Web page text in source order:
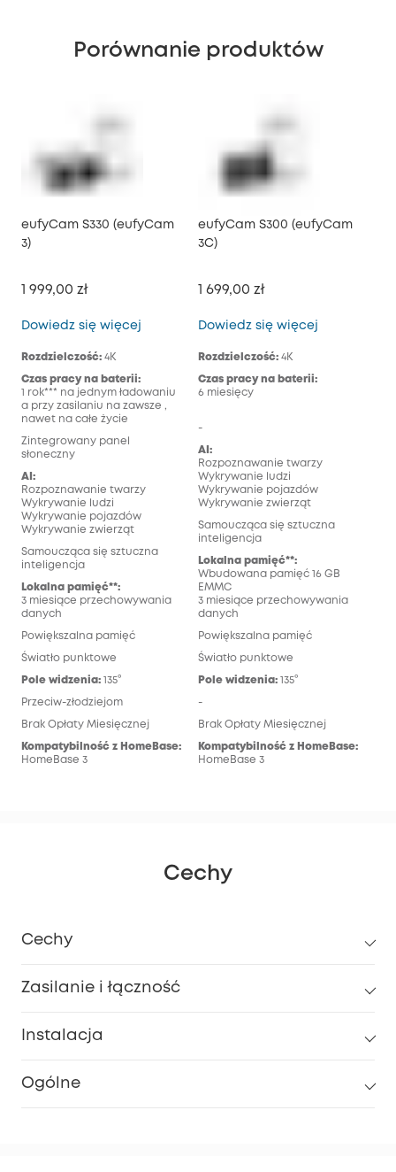
Porównanie produktów
eufyCam S330 (eufyCam
3)
1 999,00 zł
Dowiedz się więcej eufyCam S330 (eufyCam 3)
Rozdzielczość: 4K
Czas pracy na baterii:
1 rok*** na jednym ładowaniu
a przy zasilaniu na zawsze ,
nawet na całe życie
Zintegrowany panel
słoneczny
AI:
Rozpoznawanie twarzy
Wykrywanie ludzi
Wykrywanie pojazdów
Wykrywanie zwierząt
Samoucząca się sztuczna
inteligencja
Lokalna pamięć**:
3 miesiące przechowywania
danych
Powiększalna pamięć
Światło punktowe
Pole widzenia: 135°
Przeciw-złodziejom
Brak Opłaty Miesięcznej
Kompatybilność z HomeBase:
HomeBase 3
eufyCam S300 (eufyCam
3C)
1 699,00 zł
Dowiedz się więcej
Rozdzielczość: 4K
Czas pracy na baterii:
6 miesięcy
-
AI:
Rozpoznawanie twarzy
Wykrywanie ludzi
Wykrywanie pojazdów
Wykrywanie zwierząt
Samoucząca się sztuczna
inteligencja
Lokalna pamięć**:
Wbudowana pamięć 16 GB
EMMC
3 miesiące przechowywania
danych
Powiększalna pamięć
Światło punktowe
Pole widzenia: 135°
-
Brak Opłaty Miesięcznej
Kompatybilność z HomeBase:
HomeBase 3
Cechy
Cechy
Zasilanie i łączność
Instalacja
Ogólne